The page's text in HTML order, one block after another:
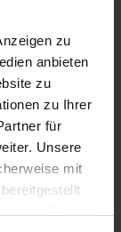
zu
anbieten
zu
zu Ihrer
für
Unsere
mit